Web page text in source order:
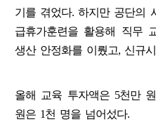
기를 겪었다. 하지만 공단의
급휴가훈련을 활용해 직무
생산 안정화를 이뤘고, 신규
올해 교육 투자액은 5천만
원은 1천 명을 넘어섰다.